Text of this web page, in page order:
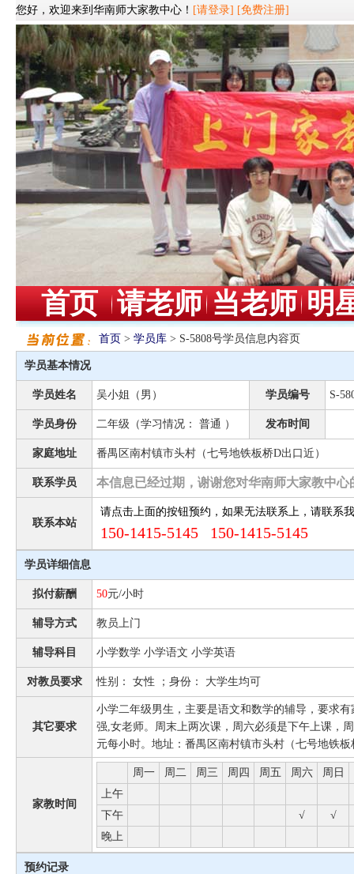
您好，欢迎来到华南师大家教中心！ [请登录] [免费注册]
首页 请老师 当老师 明
首页 > 学员库 > S-5808号学员信息内容页
学员基本情况
学员姓名 吴小姐（男） 学员编号 S-
学员身份 二年级（学习情况： 普通 ） 发布时间
家庭地址 番禺区南村镇市头村（七号地铁板桥D出口近）
联系学员 本信息已经过期，谢谢您对华南师大家教中心
联系本站
请点击上面的按钮预约，如果无法联系上，请联系
150-1415-5145 150-1415-5145
学员详细信息
拟付薪酬 50元/小时
辅导方式 教员上门
辅导科目 小学数学 小学语文 小学英语
对教员要求 性别： 女性 ；身份： 大学生均可
其它要求
小学二年级男生，主要是语文和数学的辅导，要求
强,女老师。周末上两次课，周六必须是下午上课，
元每小时。地址：番禺区南村镇市头村（七号地铁
家教时间
周一 周二 周三 周四 周五 周六 周日
上午
下午
√ √
晚上
预约记录